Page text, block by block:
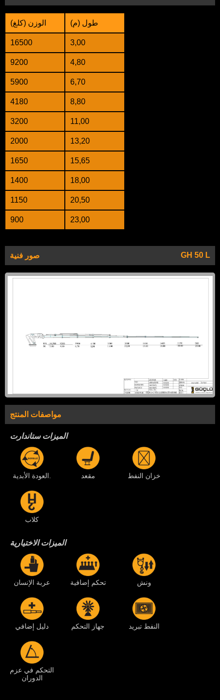
الوزن (كلغ) طول (م)
16500 3,00
9200 4,80
5900 6,70
4180 8,80
3200 11,00
2000 13,20
1650 15,65
1400 18,00
1150 20,50
900 23,00
صور فنية GH 50 L
مواصفات المنتج
الميزات ستاندارت
العودة الأبدية. مقعد خزان النفط
كلاب
الميزات الاختيارية
عربة الإنسان تحكم إضافية ونش
دليل إضافي جهاز التحكم النفط تبريد
التحكم في عزم
الدوران